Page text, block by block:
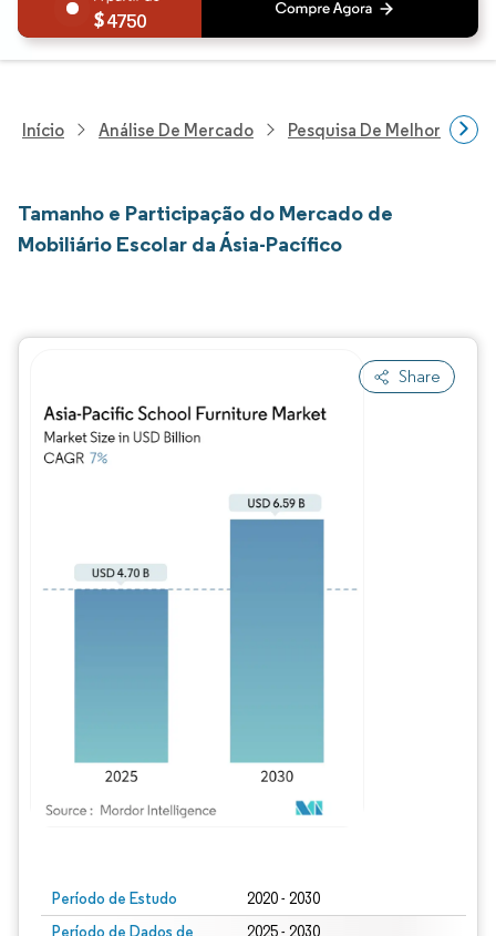
4750
Início Análise De Mercado Pesquisa De Melhorias
Tamanho e Participação do Mercado de
Mobiliário Escolar da Ásia-Pacífico
Share
Período de Estudo 2020 - 2030
Período de Dados de
2025 - 2030